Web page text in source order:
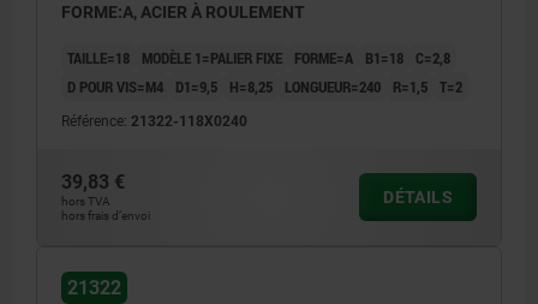
FORME:A, ACIER À ROULEMENT
TAILLE=18 MODÈLE 1=PALIER FIXE FORME=A B1=18
C=2,8
D POUR VIS=M4
D1=9,5 H=8,25 LONGUEUR=240 R=1,5 T=2
Référence: 21322-118X0240
39,83 €
hors TVA
hors frais d’envoi
DÉTAILS
21322